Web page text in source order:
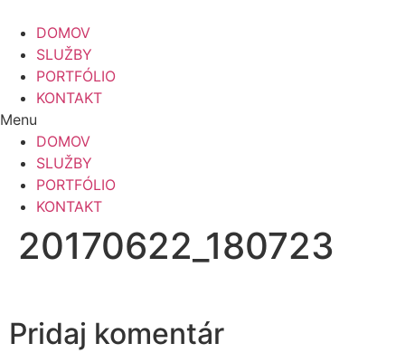
obsah
DOMOV
SLUŽBY
PORTFÓLIO
KONTAKT
Menu
DOMOV
SLUŽBY
PORTFÓLIO
KONTAKT
20170622_180723
Pridaj komentár